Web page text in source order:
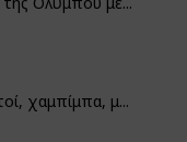
χαμπίμπα, μ...